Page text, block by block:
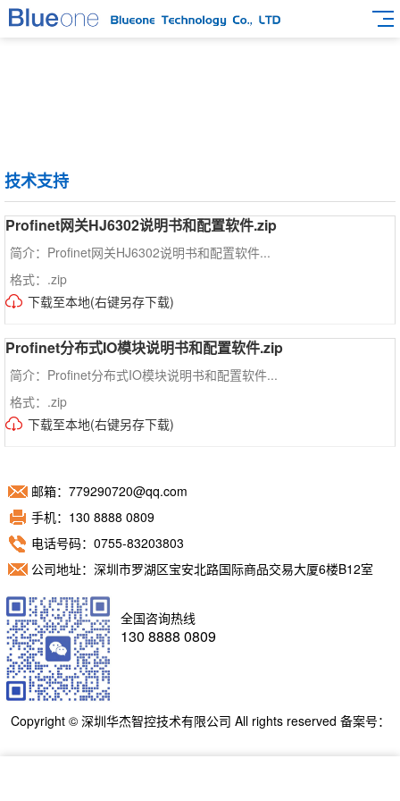
技术支持
Profinet网关HJ6302说明书和配置软件.zip
简介：Profinet网关HJ6302说明书和配置软件...
格式：.zip
下载至本地(右键另存下载)
Profinet分布式IO模块说明书和配置软件.zip
简介：Profinet分布式IO模块说明书和配置软件...
格式：.zip
下载至本地(右键另存下载)
邮箱：779290720@qq.com
手机：130 8888 0809
电话号码：0755-83203803
公司地址：深圳市罗湖区宝安北路国际商品交易大厦6楼B12室
全国咨询热线
130 8888 0809
Copyright © 深圳华杰智控技术有限公司 All rights reserved 备案号：